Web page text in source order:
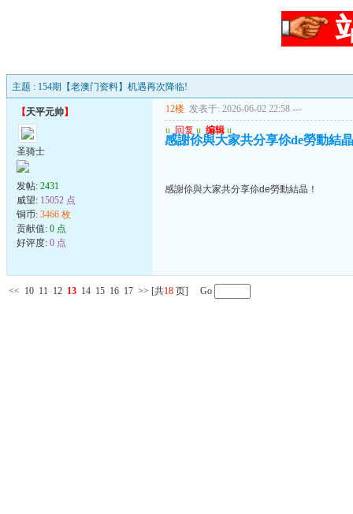
主题 : 154期【老澳门资料】机遇再次降临!
【天平元帅】
圣骑士
发帖: 2431
威望: 15052 点
铜币: 3466 枚
贡献值: 0 点
好评度: 0 点
12楼 发表于: 2026-06-02 22:58 ---
u 回复 u 编辑 u
感謝伱與大家共分享伱de勞動結
感謝伱與大家共分享伱de勞動結晶！
<< 10 11 12 13 14 15 16 17 >> [共18 页] Go